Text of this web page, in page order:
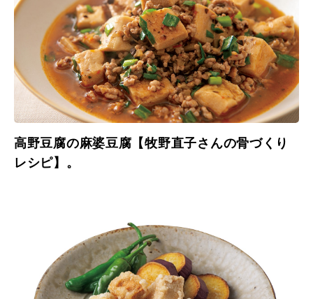
高野豆腐の麻婆豆腐【牧野直子さんの骨づくり
レシピ】。